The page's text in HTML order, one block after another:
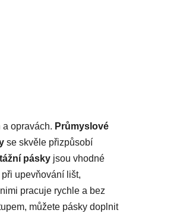
opravách. Průmyslové
se skvěle přizpůsobí
pásky jsou vhodné
upevňování lišt,
pracuje rychle a bez
můžete pásky doplnit